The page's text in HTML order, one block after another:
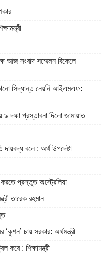
আজ সংবাদ সম্মেলন বিকেলে
সিদ্ধান্ত নেয়নি আইএমএফ:
দফা প্রস্তাবনা দিলো জামায়াত
বলে : অর্থ উপদেষ্টা
করতে প্রস্তুত অস্ট্রেলিয়া
তারেক রহমান
চায় সরকার: অর্থমন্ত্রী
করে : শিক্ষামন্ত্রী